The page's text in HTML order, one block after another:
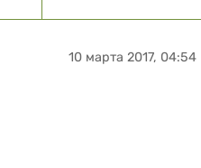
10 марта 2017, 04:54